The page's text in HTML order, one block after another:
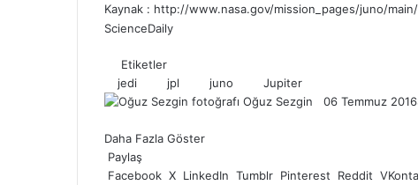
Kaynak : http://www.nasa.gov/mission_pages/juno/
ScienceDaily
Etiketler
jedi
jpl juno
Jupiter
Oğuz Sezgin
F
o
B
-
06 Temmuz 2016
Daha Fazla Göster
Paylaş
Facebook X LinkedIn Tumblr Pinterest Reddit